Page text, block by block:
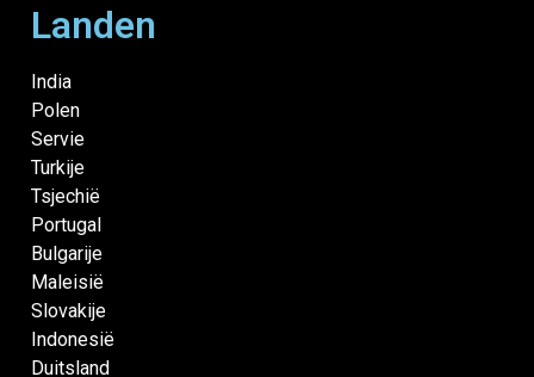
Landen
India
Polen
Servie
Turkije
Tsjechië
Portugal
Bulgarije
Maleisië
Slovakije
Indonesië
Duitsland